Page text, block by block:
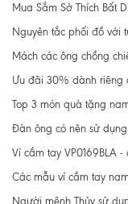
Mua Sắm Sở Thích Bất
Nguyên tắc phối đồ với
Mách các ông chồng
Ưu đãi 30% dành riêng
Top 3 món quà tặng
Đàn ông có nên sử
Ví cầm tay VP0169BLA
Các mẫu ví cầm tay
Người mệnh Thủy sử